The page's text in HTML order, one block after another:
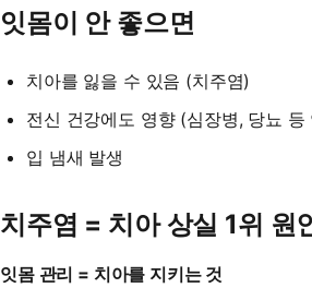
잇몸이 안 좋으면
치아를 잃을 수 있음 (치주염)
전신 건강에도 영향 (심장병, 당뇨 등
입 냄새 발생
치주염 = 치아 상실 1위 원
잇몸 관리 = 치아를 지키는 것